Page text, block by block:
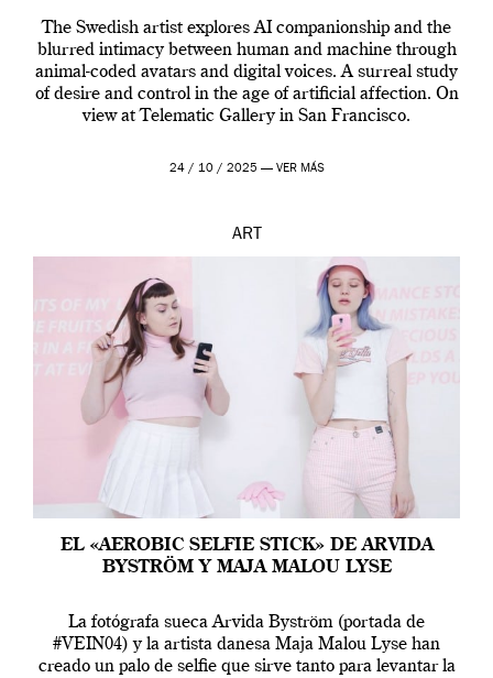
The Swedish artist explores AI companionship and the
blurred intimacy between human and machine through
animal-coded avatars and digital voices. A surreal study
of desire and control in the age of artificial affection. On
view at Telematic Gallery in San Francisco.
24 / 10 / 2025 — VER MÁS
ART
EL «AEROBIC SELFIE STICK» DE ARVIDA
BYSTRÖM Y MAJA MALOU LYSE
La fotógrafa sueca Arvida Byström (portada de
#VEIN04) y la artista danesa Maja Malou Lyse han
creado un palo de selfie que sirve tanto para levantar la